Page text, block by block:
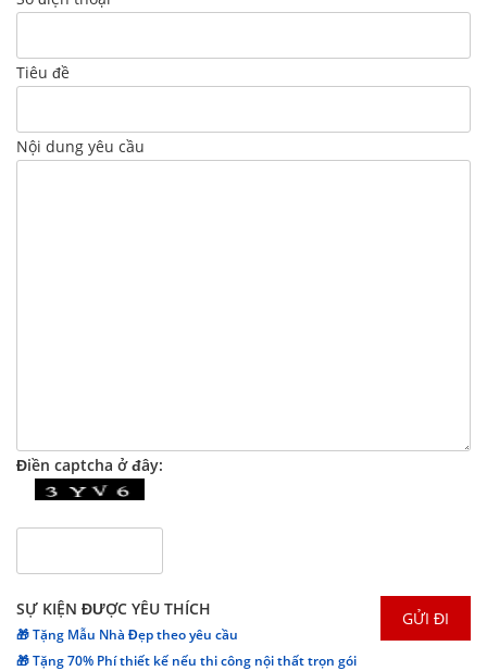
Tiêu đề
Nội dung yêu cầu
Điền captcha ở đây:
SỰ KIỆN ĐƯỢC YÊU THÍCH
🎁 Tặng Mẫu Nhà Đẹp theo yêu cầu
🎁 Tặng 70% Phí thiết kế nếu thi công nội thất trọn gói